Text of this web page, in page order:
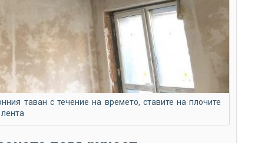
таван с течение на времето, ставите на плочите